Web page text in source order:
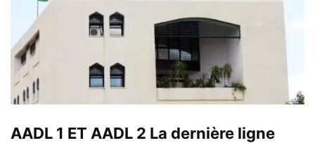
AADL 1 ET AADL 2 La dernière ligne